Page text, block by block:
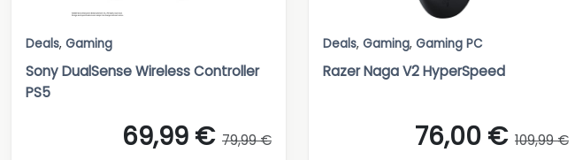
Deals, Gaming
Sony DualSense Wireless Controller
PS5
69,99 € 79,99 €
Deals, Gaming, Gaming PC
Razer Naga V2 HyperSpeed
76,00 € 109,99 €